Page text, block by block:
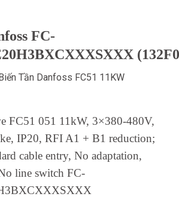
FC-
Tần Danfoss FC51 11KW
FC51 051 11kW, 3×380-480V,
IP20, RFI A1 + B1 reduction;
cable entry, No adaptation,
line switch FC-